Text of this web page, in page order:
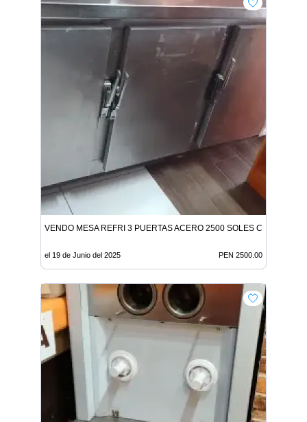
VENDO MESA REFRI 3 PUERTAS ACERO 2500 SOLES
el 19 de Junio del 2025 PEN 2500.00